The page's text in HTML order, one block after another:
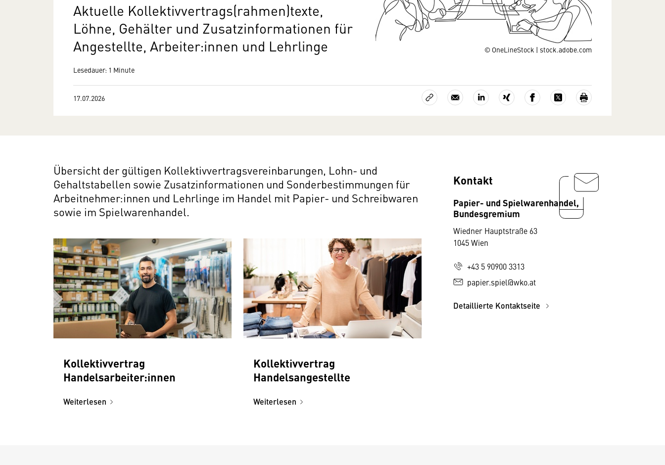
© OneLineStock | stock.adobe.com
Aktuelle Kollektivvertrags(rahmen)texte,
Löhne, Gehälter und Zusatzinformationen für
Angestellte, Arbeiter:innen und Lehrlinge
Lesedauer: 1 Minute
17.07.2026
Übersicht der gültigen Kollektivvertragsvereinbarungen, Lohn- und
Gehaltstabellen sowie Zusatzinformationen und Sonderbestimmungen für
Arbeitnehmer:innen und Lehrlinge im Handel mit Papier- und Schreibwaren
sowie im Spielwarenhandel.
Kollektivvertrag
Handelsarbeiter:innen
Weiterlesen
Kollektivvertrag
Handelsangestellte
Weiterlesen
Kontakt
Papier- und Spielwarenhandel,
Bundesgremium
Wiedner Hauptstraße 63
1045 Wien
+43 5 90900 3313
papier.spiel@wko.at
Detaillierte Kontaktseite